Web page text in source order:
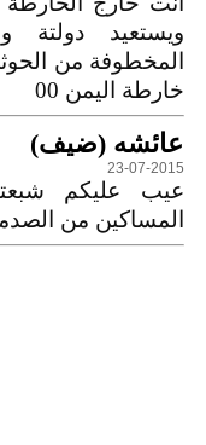
ويستعيد دولتة
خارطة اليمن 00
عائشه (ضيف)
23-07-2015
عيب عليكم
المساكين من